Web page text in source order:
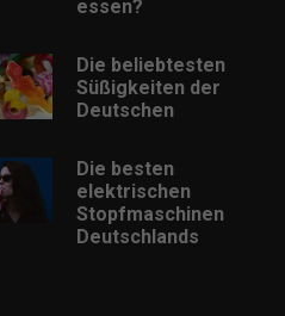
essen?
Die beliebtesten
Süßigkeiten der
Deutschen
Die besten
elektrischen
Stopfmaschinen
Deutschlands